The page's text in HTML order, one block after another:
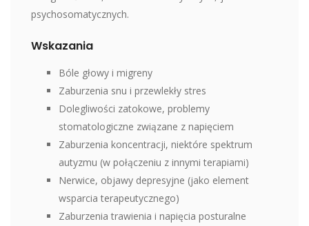
psychosomatycznych.
Wskazania
Bóle głowy i migreny
Zaburzenia snu i przewlekły stres
Dolegliwości zatokowe, problemy
stomatologiczne związane z napięciem
Zaburzenia koncentracji, niektóre spektrum
autyzmu (w połączeniu z innymi terapiami)
Nerwice, objawy depresyjne (jako element
wsparcia terapeutycznego)
Zaburzenia trawienia i napięcia posturalne